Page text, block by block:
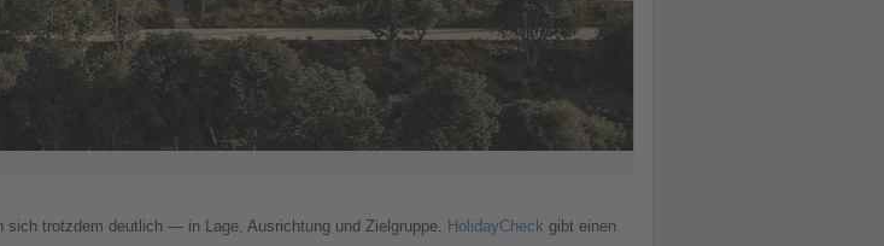
trotzdem deutlich — in Lage, Ausrichtung und Zielgruppe. HolidayCheck gibt einen